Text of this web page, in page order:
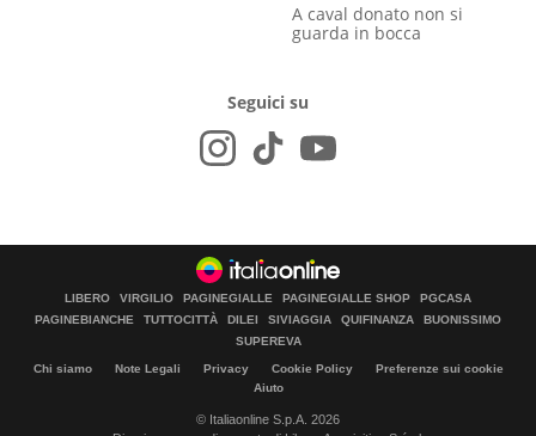
A caval donato non si
guarda in bocca
Seguici su
LIBERO VIRGILIO PAGINEGIALLE PAGINEGIALLE SHOP
PGCASA
PAGINEBIANCHE
TUTTOCITTÀ DILEI SIVIAGGIA QUIFINANZA
BUONISSIMO
SUPEREVA
Chi siamo Note Legali Privacy Cookie Policy
Preferenze sui cookie
Aiuto
© Italiaonline S.p.A. 2026